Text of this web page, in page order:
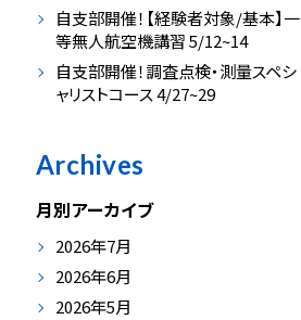
自支部開催！【経験者対象/基本】一
等無人航空機講習 5/12~14
自支部開催！調査点検・測量スペシ
ャリストコース 4/27~29
Archives
月別アーカイブ
2026年7月
2026年6月
2026年5月